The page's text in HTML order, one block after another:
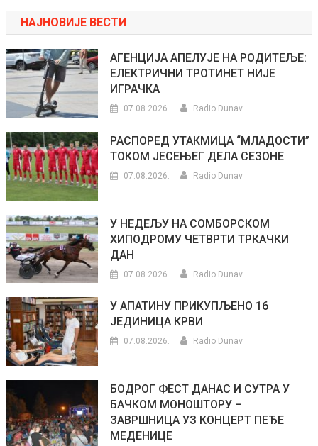
НАЈНОВИЈЕ ВЕСТИ
АГЕНЦИЈА АПЕЛУЈЕ НА РОДИТЕЉЕ:
ЕЛЕКТРИЧНИ ТРОТИНЕТ НИЈЕ
ИГРАЧКА
07.08.2026. Radio Dunav
РАСПОРЕД УТАКМИЦА “МЛАДОСТИ”
ТОКОМ ЈЕСЕЊЕГ ДЕЛА СЕЗОНЕ
07.08.2026. Radio Dunav
У НЕДЕЉУ НА СОМБОРСКОМ
ХИПОДРОМУ ЧЕТВРТИ ТРКАЧКИ
ДАН
07.08.2026. Radio Dunav
У АПАТИНУ ПРИКУПЉЕНО 16
ЈЕДИНИЦА КРВИ
07.08.2026. Radio Dunav
БОДРОГ ФЕСТ ДАНАС И СУТРА У
БАЧКОМ МОНОШТОРУ –
ЗАВРШНИЦА УЗ КОНЦЕРТ ПЕЂЕ
МЕДЕНИЦЕ